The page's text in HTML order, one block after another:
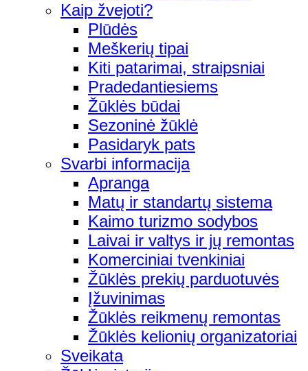
Kaip žvejoti?
Plūdės
Meškerių tipai
Kiti patarimai, straipsniai
Pradedantiesiems
Žūklės būdai
Sezoninė žūklė
Pasidaryk pats
Svarbi informacija
Apranga
Matų ir standartų sistema
Kaimo turizmo sodybos
Laivai ir valtys ir jų remontas
Komerciniai tvenkiniai
Žūklės prekių parduotuvės
Įžuvinimas
Žūklės reikmenų remontas
Žūklės kelionių organizatoriai
Sveikata